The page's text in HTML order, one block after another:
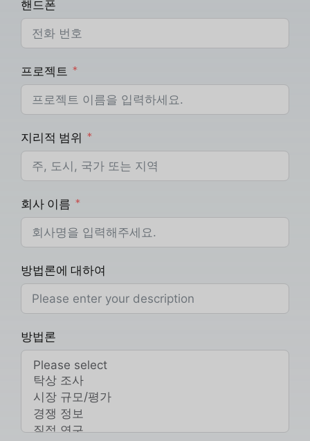
핸드폰
프로젝트
지리적 범위
회사 이름
방법론에 대하여
방법론